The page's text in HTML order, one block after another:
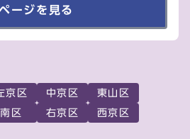
ージを見る
京区 中京区
東山区
南区 右京区
西京区